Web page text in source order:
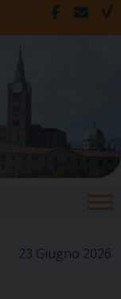
23 Giugno 2026